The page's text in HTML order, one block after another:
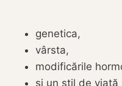
genetica,
vârsta,
modificările
și un stil de viață